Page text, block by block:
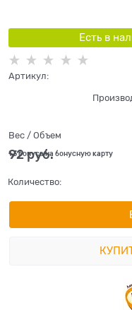
Есть в
Артикул:
Вес / Объем
92 руб.
+3 бонуса на бонусную карту
Количество: